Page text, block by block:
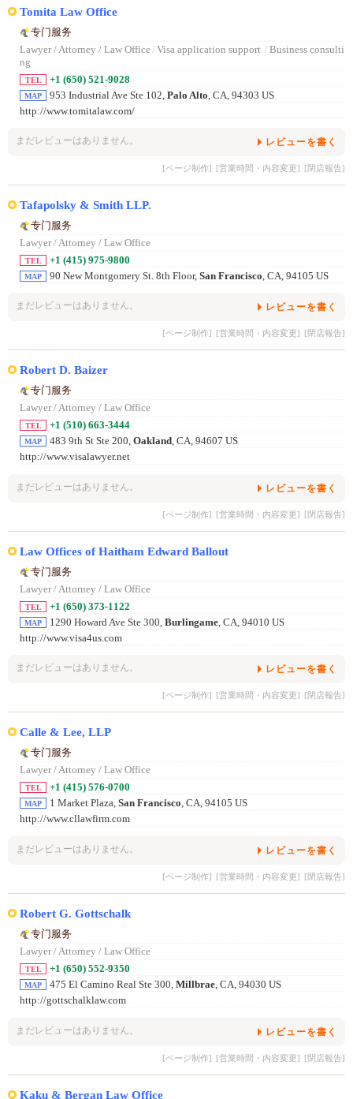
Tomita Law Office
专门服务
Lawyer / Attorney / Law Office/ Visa application support / Business consulti
ng
TEL +1 (650) 521-9028
MAP 953 Industrial Ave Ste 102, Palo Alto , CA, 94303 US
http://www.tomitalaw.com/
まだレビューはありません。 レビューを書く
[ページ制作] [営業時間・内容変更] [閉店報告]
Tafapolsky & Smith LLP.
专门服务
Lawyer / Attorney / Law Office
TEL +1 (415) 975-9800
MAP 90 New Montgomery St. 8th Floor, San Francisco, CA, 94105 US
まだレビューはありません。 レビューを書く
[ページ制作] [営業時間・内容変更] [閉店報告]
Robert D. Baizer
专门服务
Lawyer / Attorney / Law Office
TEL +1 (510) 663-3444
MAP 483 9th St Ste 200, Oakland, CA, 94607 US
http://www.visalawyer.net
まだレビューはありません。 レビューを書く
[ページ制作] [営業時間・内容変更] [閉店報告]
Law Offices of Haitham Edward Ballout
专门服务
Lawyer / Attorney / Law Office
TEL +1 (650) 373-1122
MAP 1290 Howard Ave Ste 300, Burlingame, CA, 94010 US
http://www.visa4us.com
まだレビューはありません。 レビューを書く
[ページ制作] [営業時間・内容変更] [閉店報告]
Calle & Lee, LLP
专门服务
Lawyer / Attorney / Law Office
TEL +1 (415) 576-0700
MAP 1 Market Plaza, San Francisco, CA, 94105 US
http://www.cllawfirm.com
まだレビューはありません。 レビューを書く
[ページ制作] [営業時間・内容変更] [閉店報告]
Robert G. Gottschalk
专门服务
Lawyer / Attorney / Law Office
TEL +1 (650) 552-9350
MAP 475 El Camino Real Ste 300, Millbrae, CA, 94030 US
http://gottschalklaw.com
まだレビューはありません。 レビューを書く
[ページ制作] [営業時間・内容変更] [閉店報告]
Kaku & Bergan Law Office